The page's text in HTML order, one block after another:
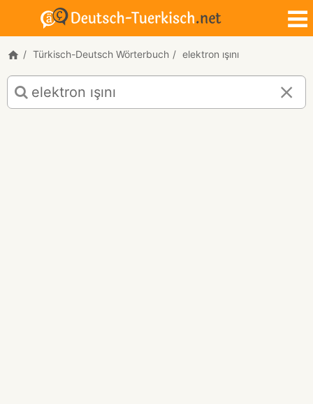
Türkisch-Deutsch Wörterbuch elektron ışını
Türkisch-
Deutsch
Übersetzung